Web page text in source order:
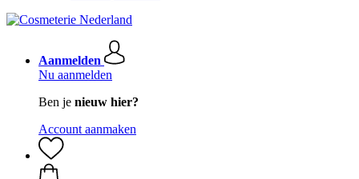
Aanmelden
Nu aanmelden
Ben je nieuw hier?
Account aanmaken